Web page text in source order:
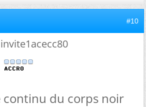
#10
invite1acecc80
continu du corps noir